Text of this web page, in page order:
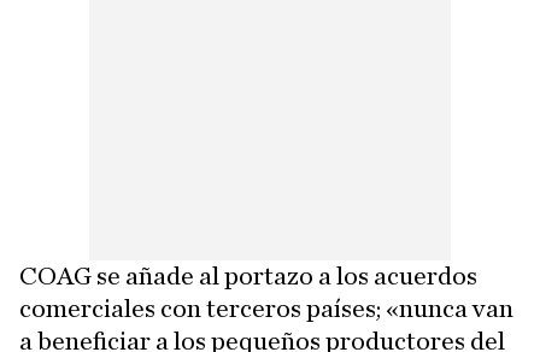
COAG se añade al portazo a los acuerdos
comerciales con terceros países; «nunca van
a beneficiar a los pequeños productores del